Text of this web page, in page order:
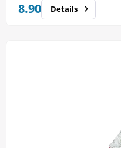
8.90 Details